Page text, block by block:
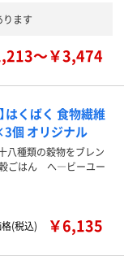
ります
～￥3,474
はくばく 食物繊維
個 オリジナル
種類の穀物をブレン
穀ごはん へ―ビーユー
(税込)
￥6,135